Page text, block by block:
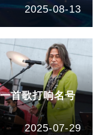
2025-08-13
首歌打响名号
2025-07-29